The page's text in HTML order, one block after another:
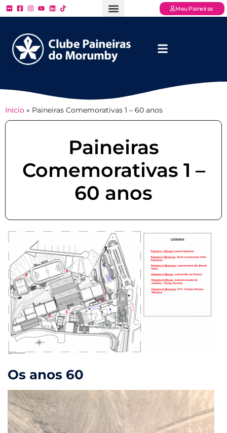
Meu Paineiras
Início » Paineiras Comemorativas 1 – 60 anos
Paineiras
Comemorativas 1 –
60 anos
Os anos 60